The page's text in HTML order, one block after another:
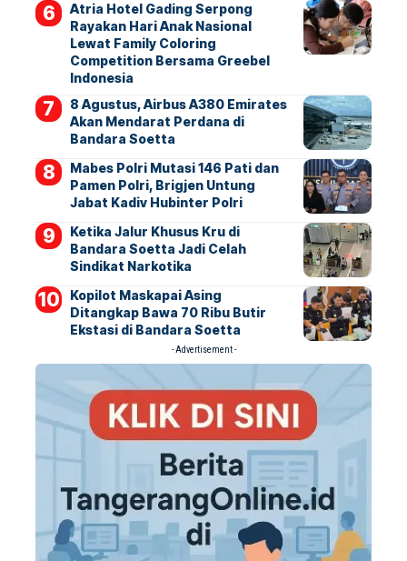
Atria Hotel Gading Serpong
Rayakan Hari Anak Nasional
Lewat Family Coloring
Competition Bersama Greebel
Indonesia
8 Agustus, Airbus A380 Emirates
Akan Mendarat Perdana di
Bandara Soetta
Mabes Polri Mutasi 146 Pati dan
Pamen Polri, Brigjen Untung
Jabat Kadiv Hubinter Polri
Ketika Jalur Khusus Kru di
Bandara Soetta Jadi Celah
Sindikat Narkotika
Kopilot Maskapai Asing
Ditangkap Bawa 70 Ribu Butir
Ekstasi di Bandara Soetta
- Advertisement -